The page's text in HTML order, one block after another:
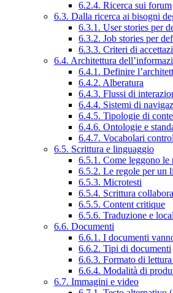
6.2.4. Ricerca sui forum
6.3. Dalla ricerca ai bisogni
6.3.1. User stories per
6.3.2. Job stories per
6.3.3. Criteri di
6.4. Architettura
6.4.1. Definire
6.4.2. Alberatura
6.4.3. Flussi di
6.4.4. Sistemi di
6.4.5. Tipologie di
6.4.6. Ontologie e
6.4.7. Vocabolari
6.5. Scrittura e linguaggio
6.5.1. Come leggono le
6.5.2. Le regole per un
6.5.3. Microtesti
6.5.4. Scrittura
6.5.5. Content critique
6.5.6. Traduzione e
6.6. Documenti
6.6.1. I documenti
6.6.2. Tipi di documenti
6.6.3. Formato di
6.6.4. Modalità di
6.7. Immagini e video